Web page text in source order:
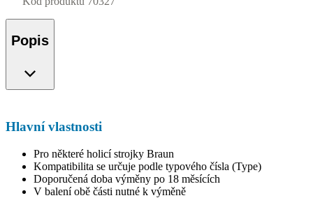
Popis
Hlavní vlastnosti
Pro některé holicí strojky Braun
Kompatibilita se určuje podle typového čísla (Type)
Doporučená doba výměny po 18 měsících
V balení obě části nutné k výměně